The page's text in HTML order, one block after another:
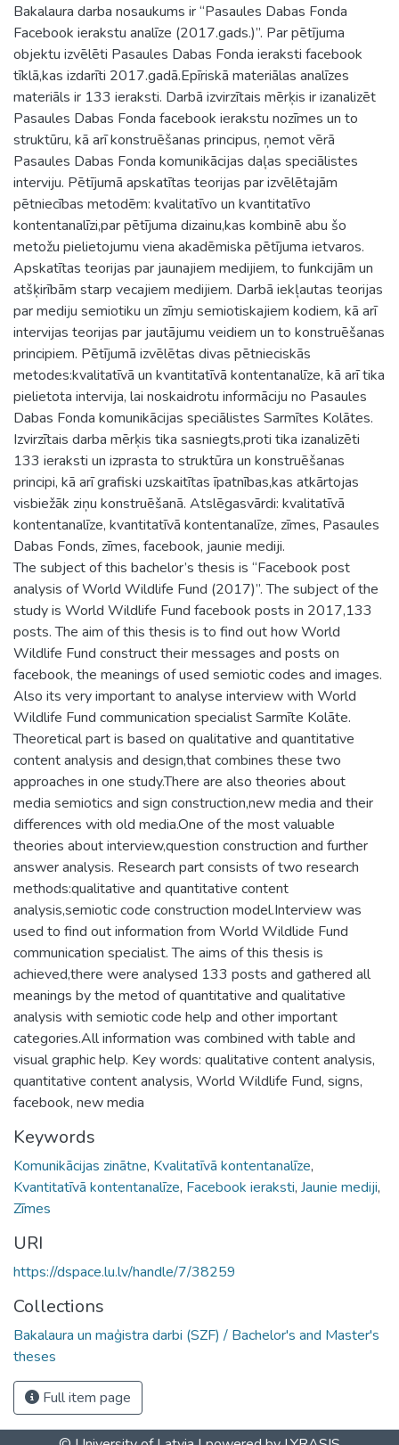
Bakalaura darba nosaukums ir “Pasaules Dabas Fonda
Facebook ierakstu analīze (2017.gads.)”. Par pētījuma
objektu izvēlēti Pasaules Dabas Fonda ieraksti facebook
tīklā,kas izdarīti 2017.gadā.Epīriskā materiālas analīzes
materiāls ir 133 ieraksti. Darbā izvirzītais mērķis ir izanalizēt
Pasaules Dabas Fonda facebook ierakstu nozīmes un to
struktūru, kā arī konstruēšanas principus, ņemot vērā
Pasaules Dabas Fonda komunikācijas daļas speciālistes
interviju. Pētījumā apskatītas teorijas par izvēlētajām
pētniecības metodēm: kvalitatīvo un kvantitatīvo
kontentanalīzi,par pētījuma dizainu,kas kombinē abu šo
metožu pielietojumu viena akadēmiska pētījuma ietvaros.
Apskatītas teorijas par jaunajiem medijiem, to funkcijām un
atšķirībām starp vecajiem medijiem. Darbā iekļautas teorijas
par mediju semiotiku un zīmju semiotiskajiem kodiem, kā arī
intervijas teorijas par jautājumu veidiem un to konstruēšanas
principiem. Pētījumā izvēlētas divas pētnieciskās
metodes:kvalitatīvā un kvantitatīvā kontentanalīze, kā arī tika
pielietota intervija, lai noskaidrotu informāciju no Pasaules
Dabas Fonda komunikācijas speciālistes Sarmītes Kolātes.
Izvirzītais darba mērķis tika sasniegts,proti tika izanalizēti
133 ieraksti un izprasta to struktūra un konstruēšanas
principi, kā arī grafiski uzskaitītas īpatnības,kas atkārtojas
visbiežāk ziņu konstruēšanā. Atslēgasvārdi: kvalitatīvā
kontentanalīze, kvantitatīvā kontentanalīze, zīmes, Pasaules
Dabas Fonds, zīmes, facebook, jaunie mediji.
The subject of this bachelor’s thesis is “Facebook post
analysis of World Wildlife Fund (2017)”. The subject of the
study is World Wildlife Fund facebook posts in 2017,133
posts. The aim of this thesis is to find out how World
Wildlife Fund construct their messages and posts on
facebook, the meanings of used semiotic codes and images.
Also its very important to analyse interview with World
Wildlife Fund communication specialist Sarmīte Kolāte.
Theoretical part is based on qualitative and quantitative
content analysis and design,that combines these two
approaches in one study.There are also theories about
media semiotics and sign construction,new media and their
differences with old media.One of the most valuable
theories about interview,question construction and further
answer analysis. Research part consists of two research
methods:qualitative and quantitative content
analysis,semiotic code construction model.Interview was
used to find out information from World Wildlide Fund
communication specialist. The aims of this thesis is
achieved,there were analysed 133 posts and gathered all
meanings by the metod of quantitative and qualitative
analysis with semiotic code help and other important
categories.All information was combined with table and
visual graphic help. Key words: qualitative content analysis,
quantitative content analysis, World Wildlife Fund, signs,
facebook, new media
Keywords
Komunikācijas zinātne, Kvalitatīvā kontentanalīze,
Kvantitatīvā kontentanalīze, Facebook ieraksti, Jaunie mediji,
Zīmes
URI
https://dspace.lu.lv/handle/7/38259
Collections
Bakalaura un maģistra darbi (SZF) / Bachelor's and Master's
theses
Full item page